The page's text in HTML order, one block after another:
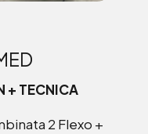
TECNICA
2 Flexo +